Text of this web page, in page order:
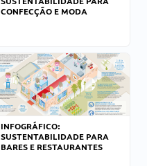
CONFECÇÃO E MODA
INFOGRÁFICO:
SUSTENTABILIDADE PARA
BARES E RESTAURANTES